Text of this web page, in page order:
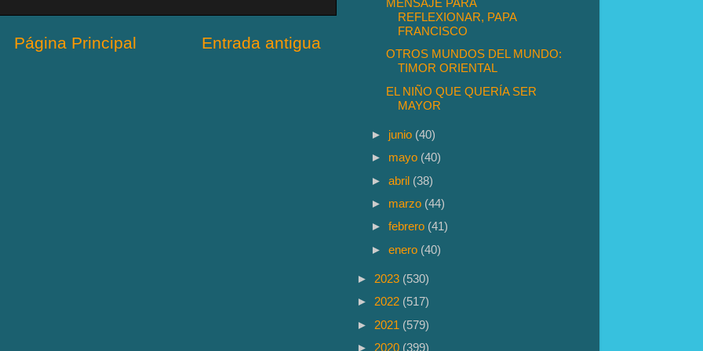
Entrada antigua
Página Principal
REFLEXIONAR, PAPA
FRANCISCO
OTROS MUNDOS DEL MUNDO:
TIMOR ORIENTAL
EL NIÑO QUE QUERÍA SER
MAYOR
► junio (40)
► mayo (40)
►abril (38)
► marzo (44)
►febrero (41)
►enero (40)
► 2023 (530)
► 2022 (517)
► 2021 (579)
► 2020 (399)